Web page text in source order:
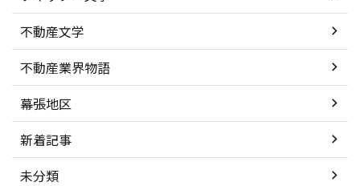
不動産文学
不動産業界物語
幕張地区
新着記事
未分類